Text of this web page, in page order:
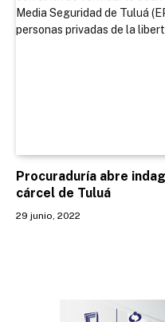
Procuraduría abre
cárcel de Tuluá
29 junio, 2022